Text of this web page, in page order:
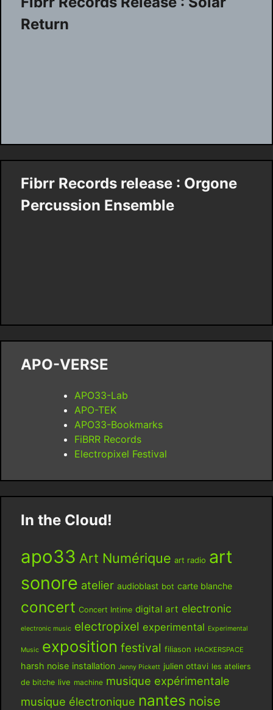
Return
Fibrr Records release : Orgone
Percussion Ensemble
APO-VERSE
APO33-Lab
APO-TEK
APO33-Bookmarks
FiBRR Records
Electropixel Festival
In the Cloud!
apo33 Art Numérique art radio art
sonore atelier audioblast bot carte blanche
concert Concert Intime digital art electronic
electronic music electropixel experimental Experimental
Music exposition festival filiason HACKERSPACE
harsh noise installation Jenny Pickett julien ottavi les ateliers
de bitche live machine musique expérimentale
musique électronique nantes noise